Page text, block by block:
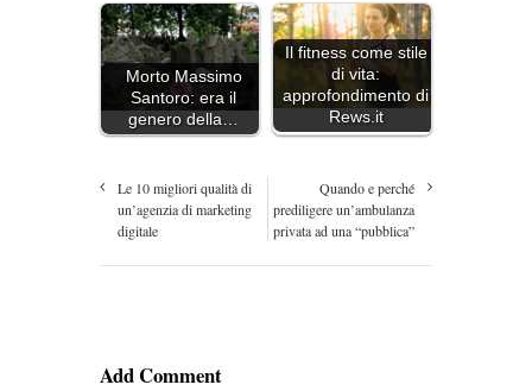
Morto Massimo
Santoro: era il
genero della…
Il fitness come stile
di vita:
approfondimento di
Rews.it
Le 10 migliori qualità di
un’agenzia di marketing
digitale
Quando e perché
prediligere un’ambulanza
privata ad una “pubblica”
Add Comment